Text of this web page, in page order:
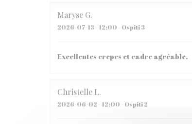
Maryse G
2026-07-13- 12:00 - Ospiti 3
Excellentes crepes et cadre agréable.
Christelle L
2026-06-02 - 12:00 - Ospiti 2